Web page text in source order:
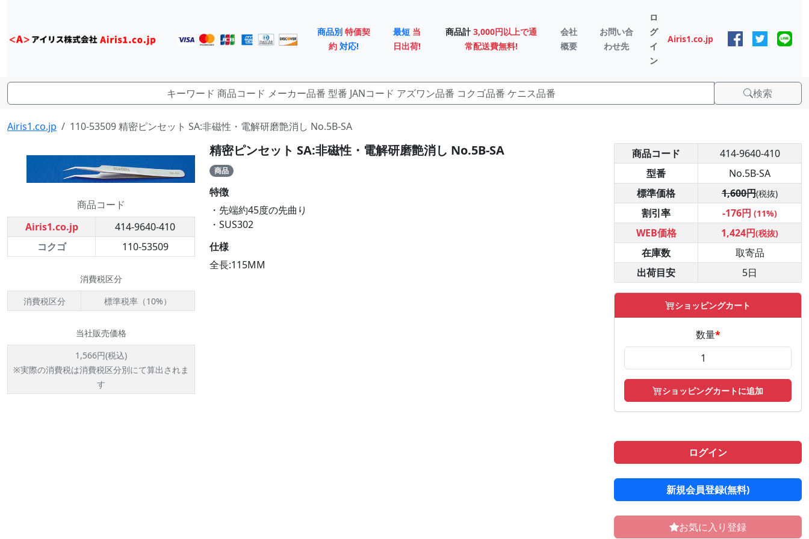
商品別 特価契
約 対応!
最短 当
日出荷!
商品計 3,000円以上で通
常配送費無料!
会社
概要
お問い合
わせ先
ロ
グ
イ
ン
Airis1.co.jp
検索
Airis1.co.jp 110-53509 精密ピンセット SA:非磁性・電解研磨艶消し No.5B-SA
商品コード
Airis1.co.jp
414-9640-410
コクゴ
110-53509
消費税区分
消費税区分
標準税率（10%）
当社販売価格
1,566円(税込)
※実際の消費税は消費税区分別にて算出されま
す
精密ピンセット SA:非磁性・電解研磨艶消し No.5B-SA
商品
特徴
・先端約45度の先曲り
・SUS302
仕様
全長:115MM
商品コード
414-9640-410
型番
No.5B-SA
標準価格
1,600円(税抜)
割引率 -176円 (11%)
WEB価格 1,424円(税抜)
在庫数
取寄品
出荷目安
5日
ショッピングカート
数量*
ショッピングカートに追加
ログイン
新規会員登録(無料)
お気に入り登録